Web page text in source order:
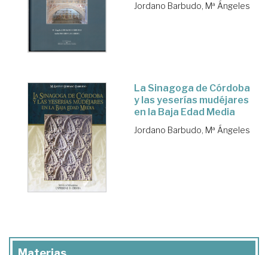
Jordano Barbudo, Mª Ángeles
La Sinagoga de Córdoba
y las yeserías mudéjares
en la Baja Edad Media
Jordano Barbudo, Mª Ángeles